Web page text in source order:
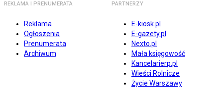
REKLAMA I PRENUMERATA
Reklama
Ogłoszenia
Prenumerata
Archiwum
PARTNERZY
E-kiosk.pl
E-gazety.pl
Nexto.pl
Mała księgowość
Kancelarierp.pl
Wieści Rolnicze
Życie Warszawy